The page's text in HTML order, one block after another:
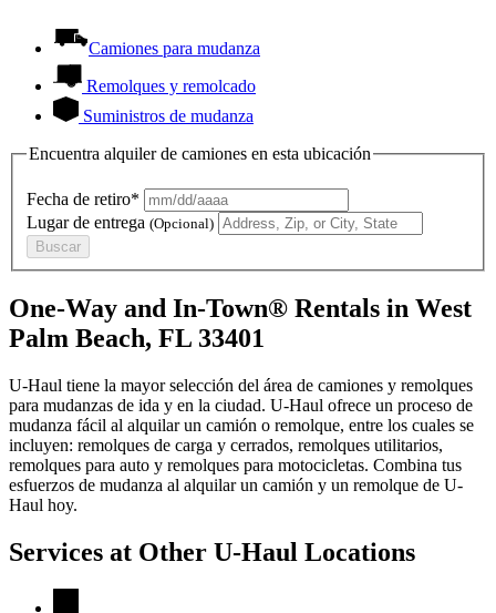
Camiones para mudanza
Remolques y remolcado
Suministros de mudanza
Encuentra alquiler de camiones en esta ubicación
Fecha de retiro*
Lugar de entrega (Opcional)
Buscar
One-Way and In-Town® Rentals in West
Palm Beach, FL 33401
U-Haul tiene la mayor selección del área de camiones y remolques
para mudanzas de ida y en la ciudad. U-Haul ofrece un proceso de
mudanza fácil al alquilar un camión o remolque, entre los cuales se
incluyen: remolques de carga y cerrados, remolques utilitarios,
remolques para auto y remolques para motocicletas. Combina tus
esfuerzos de mudanza al alquilar un camión y un remolque de U-
Haul hoy.
Services at Other U-Haul Locations